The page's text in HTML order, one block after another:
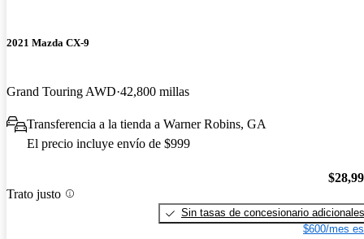
2021 Mazda CX-9
Grand Touring AWD 42,800 millas
Transferencia a la tienda a Warner Robins, GA
El precio incluye envío de $999
Trato justo
Sin tasas de concesionario adicionales
$600/mes